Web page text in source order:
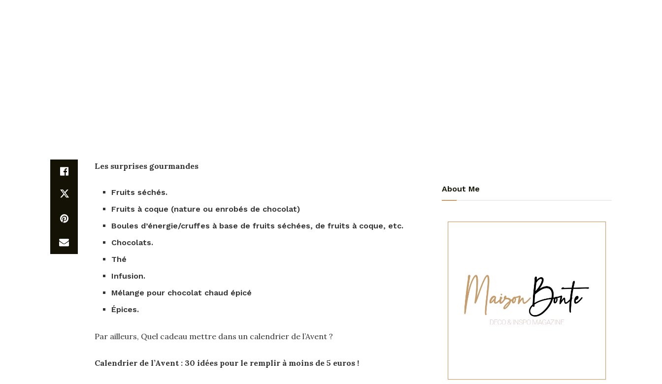
Les surprises gourmandes
Fruits séchés.
Fruits à coque (nature ou enrobés de chocolat)
Boules d’énergie/cruffes à base de fruits séchées, de fruits à coque, etc.
Chocolats.
Thé
Infusion.
Mélange pour chocolat chaud épicé
Épices.
Par ailleurs, Quel cadeau mettre dans un calendrier de l’Avent ?
Calendrier de l’Avent : 30 idées pour le remplir à moins de 5 euros !
About Me